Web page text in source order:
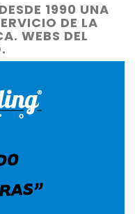
1990 UNA
DE LA
WEBS DEL